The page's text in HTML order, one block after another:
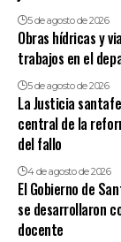
5 de agosto de 2026
Obras hídricas y
trabajos en el
5 de agosto de 2026
La Justicia
central de la
del fallo
4 de agosto de 2026
El Gobierno de
se desarrollaron
docente